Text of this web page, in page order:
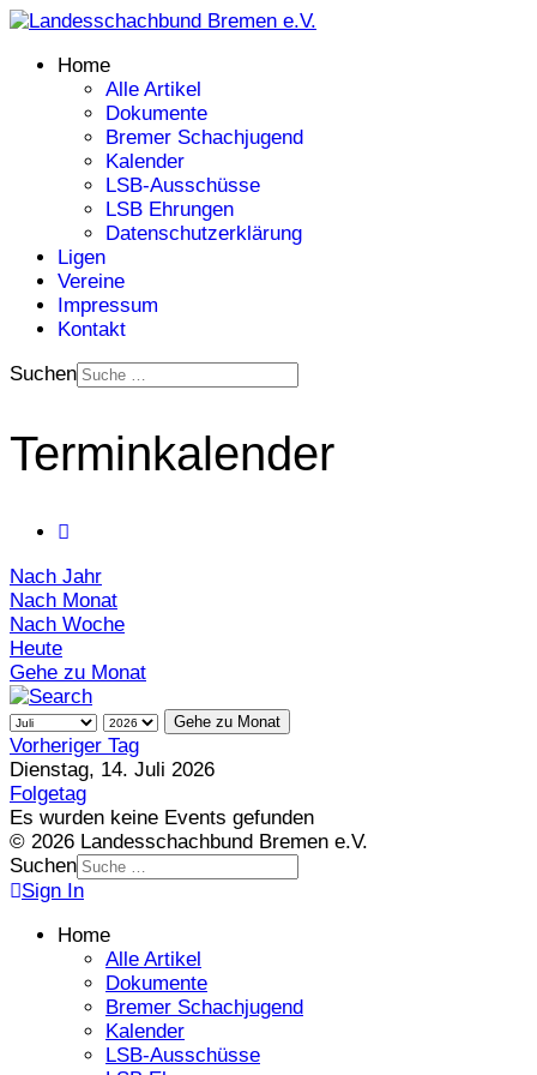
Home
Alle Artikel
Dokumente
Bremer Schachjugend
Kalender
LSB-Ausschüsse
LSB Ehrungen
Datenschutzerklärung
Ligen
Vereine
Impressum
Kontakt
Suchen
Terminkalender
Nach Jahr
Nach Monat
Nach Woche
Heute
Gehe zu Monat
Gehe zu Monat
Vorheriger Tag
Dienstag, 14. Juli 2026
Folgetag
Es wurden keine Events gefunden
© 2026 Landesschachbund Bremen e.V.
Suchen
Sign In
Home
Alle Artikel
Dokumente
Bremer Schachjugend
Kalender
LSB-Ausschüsse